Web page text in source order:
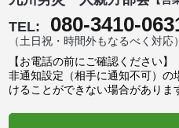
TEL: 080-3410-
（土日祝・時間外もなるべく対応）
【お電話の前にご確認ください】
非通知設定（相手に通知不可）
けることができない場合がありま